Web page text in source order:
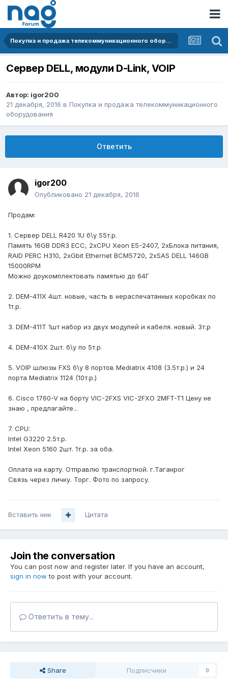
Покупка и продажа телекоммуникационного оборудования
Сервер DELL, модули D-Link, VOIP
Автор: igor200
21 декабря, 2016 в Покупка и продажа телекоммуникационного
оборудования
Ответить
igor200
Опубликовано 21 декабря, 2016
Продам:
1. Cервер DELL R420 1U б\у 55т.р.
Память 16GB DDR3 ECC, 2xCPU Xeon E5-2407, 2xБлока питания,
RAID PERC H310, 2xGbit Ethernet BCM5720, 2xSAS DELL 146GB
15000RPM
Можно доукомплектовать памятью до 64Г
2. DEM-411X 4шт. новые, часть в нераспечатанных коробках по
1т.р.
3. DEM-411T 1шт набор из двух модулей и кабеля. новый. 3т.р
4. DEM-410X 2шт. б\у по 5т.р.
5. VOIP шлюзы FXS б\у 8 портов Mediatrix 4108 (3.5т.р.) и 24
порта Mediatrix 1124 (10т.р.)
6. Cisco 1760-V на борту VIC-2FXS VIC-2FXO 2MFT-T1 Цену не
знаю , предлагайте...
7. CPU:
Intel G3220 2.5т.р.
Intel Xeon 5160 2шт. 1т.р. за оба.
Оплата на карту. Отправлю транспортной. г.Таганрог
Связь через личку. Торг. Фото по запросу.
Вставить ник Цитата
Join the conversation
You can post now and register later. If you have an account,
sign in now to post with your account.
Ответить в тему...
Share Подписчики 0